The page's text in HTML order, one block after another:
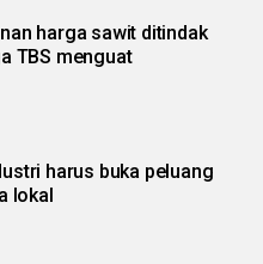
harga sawit ditindak
TBS menguat
harus buka peluang
lokal